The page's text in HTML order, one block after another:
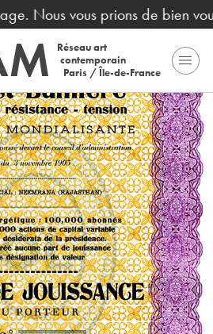
Nous vous prions de bien
Réseau art
contemporain
Paris / Île-de-France